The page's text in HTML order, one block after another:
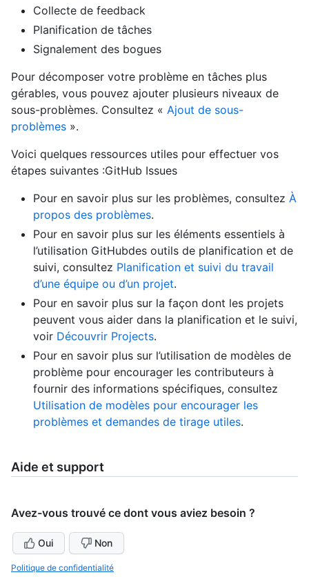
Collecte de feedback
Planification de tâches
Signalement des bogues
Pour décomposer votre problème en tâches plus
gérables, vous pouvez ajouter plusieurs niveaux de
sous-problèmes. Consultez « Ajout de sous-
problèmes ».
Voici quelques ressources utiles pour effectuer vos
étapes suivantes :GitHub Issues
Pour en savoir plus sur les problèmes, consultez À
propos des problèmes.
Pour en savoir plus sur les éléments essentiels à
l’utilisation GitHubdes outils de planification et de
suivi, consultez Planification et suivi du travail
d’une équipe ou d’un projet.
Pour en savoir plus sur la façon dont les projets
peuvent vous aider dans la planification et le suivi,
voir Découvrir Projects.
Pour en savoir plus sur l’utilisation de modèles de
problème pour encourager les contributeurs à
fournir des informations spécifiques, consultez
Utilisation de modèles pour encourager les
problèmes et demandes de tirage utiles.
Aide et support
Avez-vous trouvé ce dont vous aviez besoin ?
Oui Non
Politique de confidentialité